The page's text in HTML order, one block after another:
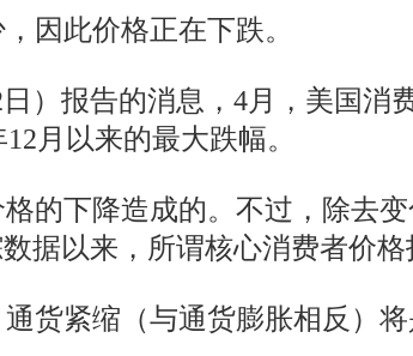
因此价格正在下跌。
）报告的消息，4月，美国消
月以来的最大跌幅。
的下降造成的。不过，除去
据以来，所谓核心消费者价格
货紧缩（与通货膨胀相反）将